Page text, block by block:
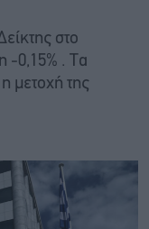
στο
-0,15% . Τα
μετοχή της